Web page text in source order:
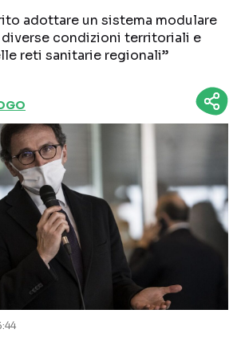
adottare un sistema modulare
condizioni territoriali e
reti sanitarie regionali”